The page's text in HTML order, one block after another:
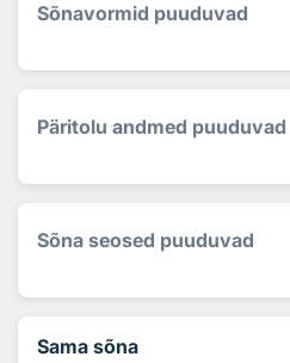
Sõnavormid puuduvad
Päritolu andmed puuduvad
Sõna seosed puuduvad
Sama sõna